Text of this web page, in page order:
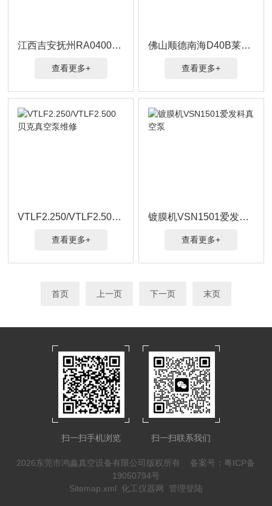
江西吉安抚州RA0400B普旭真空泵维修及保养
查看更多+
佛山顺德南海D40B莱宝真空泵
查看更多+
VTLF2.250/VTLF2.500贝克真空泵维修
查看更多+
镀膜机VSN1501爱发科真空泵
查看更多+
首页 上一页 下一页 末页
扫一扫手机浏览 扫一扫联系我们
2026东莞市鸿鑫真空设备有限公司版权所有 备案号：粤ICP备
19050794号
Sitemap.xml 化工仪器网 管理登陆